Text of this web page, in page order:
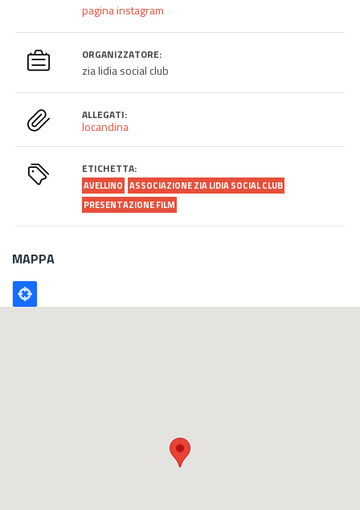
pagina instagram
ORGANIZZATORE:
zia lidia social club
ALLEGATI:
locandina
ETICHETTA:
AVELLINO ASSOCIAZIONE ZIA LIDIA SOCIAL CLUB
PRESENTAZIONE FILM
MAPPA
Poligono
GEO